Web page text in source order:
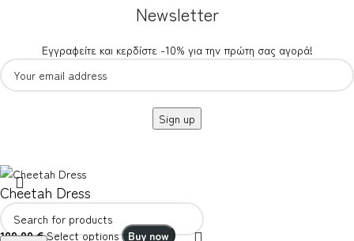
Newsletter
Εγγραφείτε και κερδίστε -10% για την πρώτη σας αγορά!
Cheetah Dress
109,00€ Select options Buy now